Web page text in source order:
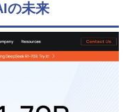
の未来